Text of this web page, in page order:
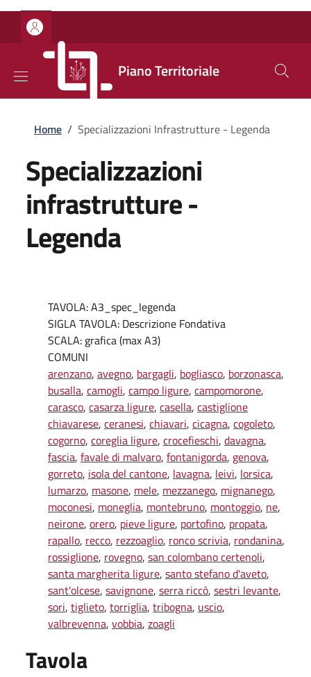
Salta al contenuto principale
Skip to footer content
Piano Territoriale
Briciole di pane
Home / Specializzazioni Infrastrutture - Legenda
Specializzazioni
infrastrutture -
Legenda
TAVOLA: A3_spec_legenda
SIGLA TAVOLA: Descrizione Fondativa
SCALA: grafica (max A3)
COMUNI
arenzano, avegno, bargagli, bogliasco, borzonasca,
busalla, camogli, campo ligure, campomorone,
carasco, casarza ligure, casella, castiglione
chiavarese, ceranesi, chiavari, cicagna, cogoleto,
cogorno, coreglia ligure, crocefieschi, davagna,
fascia, favale di malvaro, fontanigorda, genova,
gorreto, isola del cantone, lavagna, leivi, lorsica,
lumarzo, masone, mele, mezzanego, mignanego,
moconesi, moneglia, montebruno, montoggio, ne,
neirone, orero, pieve ligure, portofino, propata,
rapallo, recco, rezzoaglio, ronco scrivia, rondanina,
rossiglione, rovegno, san colombano certenoli,
santa margherita ligure, santo stefano d'aveto,
sant'olcese, savignone, serra riccò, sestri levante,
sori, tiglieto, torriglia, tribogna, uscio,
valbrevenna, vobbia, zoagli
Tavola